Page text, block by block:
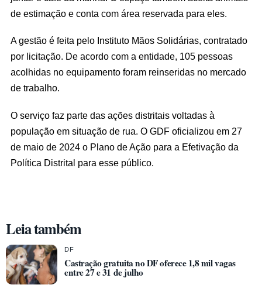
de estimação e conta com área reservada para eles.
A gestão é feita pelo Instituto Mãos Solidárias, contratado
por licitação. De acordo com a entidade, 105 pessoas
acolhidas no equipamento foram reinseridas no mercado
de trabalho.
O serviço faz parte das ações distritais voltadas à
população em situação de rua. O GDF oficializou em 27
de maio de 2024 o Plano de Ação para a Efetivação da
Política Distrital para esse público.
Leia também
DF
Castração gratuita no DF oferece 1,8 mil vagas
entre 27 e 31 de julho